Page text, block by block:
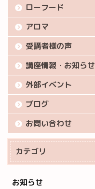
ローフード
アロマ
受講者様の声
講座情報・お知らせ
外部イベント
ブログ
お問い合わせ
カテゴリ
お知らせ